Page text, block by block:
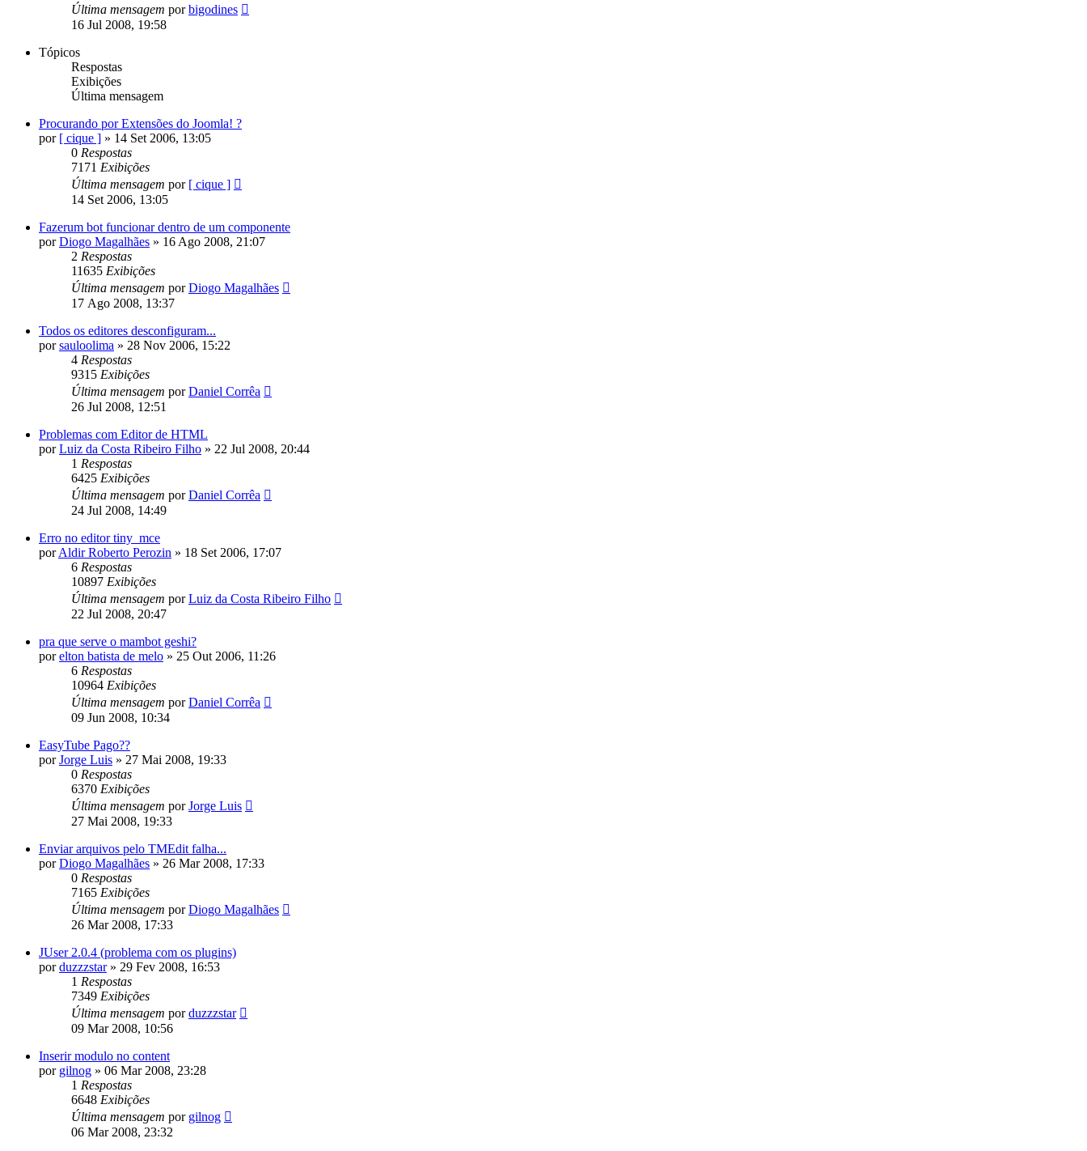
Última mensagem porbigodines
16 Jul 2008, 19:58
Tópicos
Respostas
Exibições
Última mensagem
Procurando por Extensões do Joomla! ?
por [ cique ] » 14 Set 2006, 13:05
0 Respostas
7171 Exibições
Última mensagem por [ cique ]
14 Set 2006, 13:05
Fazerum bot funcionar dentro de um componente
porDiogo Magalhães » 16 Ago 2008, 21:07
2 Respostas
11635 Exibições
Última mensagem porDiogo Magalhães
17 Ago 2008, 13:37
Todos os editores desconfiguram...
porsauloolima » 28 Nov 2006, 15:22
4 Respostas
9315 Exibições
Última mensagem porDaniel Corrêa
26 Jul 2008, 12:51
Problemas com Editor de HTML
porLuiz da Costa Ribeiro Filho » 22 Jul 2008, 20:44
1 Respostas
6425 Exibições
Última mensagem porDaniel Corrêa
24 Jul 2008, 14:49
Erro no editor tiny_mce
porAldir Roberto Perozin » 18 Set 2006, 17:07
6 Respostas
10897 Exibições
Última mensagem porLuiz da Costa Ribeiro Filho
22 Jul 2008, 20:47
pra que serve o mambot geshi?
porelton batista de melo » 25 Out 2006, 11:26
6 Respostas
10964 Exibições
Última mensagem porDaniel Corrêa
09 Jun 2008, 10:34
EasyTube Pago??
porJorge Luis » 27 Mai 2008, 19:33
0 Respostas
6370 Exibições
Última mensagem porJorge Luis
27 Mai 2008, 19:33
Enviar arquivos pelo TMEdit falha...
porDiogo Magalhães » 26 Mar 2008, 17:33
0 Respostas
7165 Exibições
Última mensagem porDiogo Magalhães
26 Mar 2008, 17:33
JUser 2.0.4 (problema com os plugins)
porduzzzstar» 29 Fev 2008, 16:53
1 Respostas
7349 Exibições
Última mensagem porduzzzstar
09 Mar 2008, 10:56
Inserir modulo no content
por gilnog » 06 Mar 2008, 23:28
1 Respostas
6648 Exibições
Última mensagem por gilnog
06 Mar 2008, 23:32